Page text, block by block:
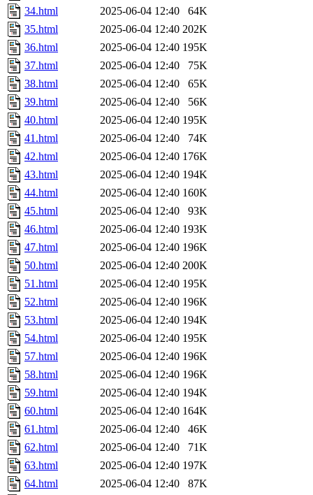
34.html
2025-06-04 12:40
64K
35.html
2025-06-04 12:40 202K
36.html
2025-06-04 12:40 195K
37.html
2025-06-04 12:40
75K
38.html
2025-06-04 12:40
65K
39.html
2025-06-04 12:40
56K
40.html
2025-06-04 12:40 195K
41.html
2025-06-04 12:40
74K
42.html
2025-06-04 12:40 176K
43.html
2025-06-04 12:40 194K
44.html
2025-06-04 12:40 160K
45.html
2025-06-04 12:40
93K
46.html
2025-06-04 12:40 193K
47.html
2025-06-04 12:40 196K
50.html
2025-06-04 12:40 200K
51.html
2025-06-04 12:40 195K
52.html
2025-06-04 12:40 196K
53.html
2025-06-04 12:40 194K
54.html
2025-06-04 12:40 195K
57.html
2025-06-04 12:40 196K
58.html
2025-06-04 12:40 196K
59.html
2025-06-04 12:40 194K
60.html
2025-06-04 12:40 164K
61.html
2025-06-04 12:40
46K
62.html
2025-06-04 12:40
71K
63.html
2025-06-04 12:40 197K
64.html
2025-06-04 12:40
87K